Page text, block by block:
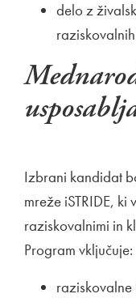
delo z
Izbrani kandidat
mreže iSTRIDE,
raziskovalnimi in
Program vključuje: